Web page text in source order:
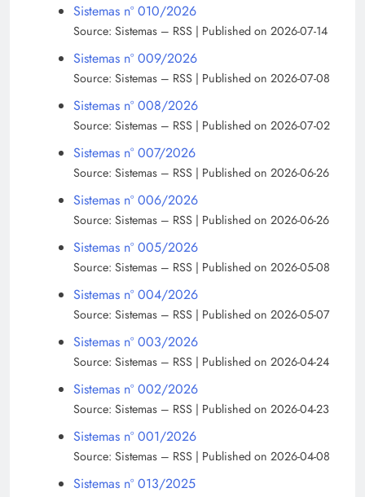
Sistemas nº 010/2026
Source: Sistemas – RSS Published on 2026-07-14
Sistemas nº 009/2026
Source: Sistemas – RSS Published on 2026-07-08
Sistemas nº 008/2026
Source: Sistemas – RSS Published on 2026-07-02
Sistemas n° 007/2026
Source: Sistemas – RSS Published on 2026-06-26
Sistemas nº 006/2026
Source: Sistemas – RSS Published on 2026-06-26
Sistemas nº 005/2026
Source: Sistemas – RSS Published on 2026-05-08
Sistemas nº 004/2026
Source: Sistemas – RSS Published on 2026-05-07
Sistemas nº 003/2026
Source: Sistemas – RSS Published on 2026-04-24
Sistemas nº 002/2026
Source: Sistemas – RSS Published on 2026-04-23
Sistemas nº 001/2026
Source: Sistemas – RSS Published on 2026-04-08
Sistemas nº 013/2025